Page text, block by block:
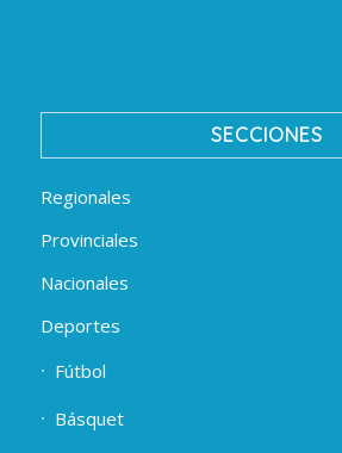
SECCIONES
Regionales
Provinciales
Nacionales
Deportes
Fútbol
Básquet